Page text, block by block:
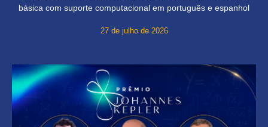
básica com suporte computacional em português e espanhol
27 de julho de 2026